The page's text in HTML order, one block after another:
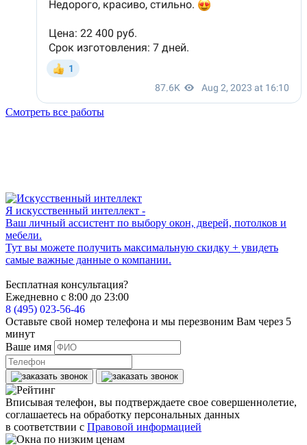
Смотреть все работы
Я искусственный интеллект -
Ваш личный ассистент по выбору окон, дверей, потолков и
мебели.
Тут вы можете получить максимальную скидку + увидеть
самые важные данные о компании.
Бесплатная консультация?
Ежедневно с 8:00 до 23:00
8 (495) 023-56-46
Оставьте свой номер телефона и мы перезвоним Вам через 5
минут
Ваше имя
Вписывая телефон, вы подтверждаете свое совершеннолетие,
соглашаетесь на обработку персональных данных
в соответствии с Правовой информацией